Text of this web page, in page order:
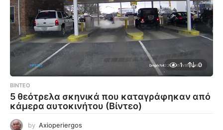
1 0
ΒΊΝΤΕΟ
5 θεότρελα σκηνικά που καταγράφηκαν από
κάμερα αυτοκινήτου (Βίντεο)
by Axioperiergos